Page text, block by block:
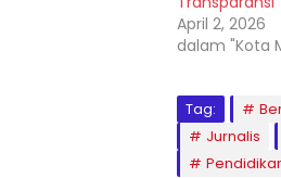
April 2, 2026
dalam "Kota
Tag:
Jurnalis